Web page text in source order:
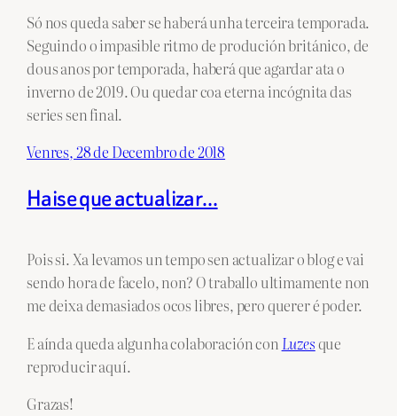
Só nos queda saber se haberá unha terceira temporada.
Seguindo o impasible ritmo de produción británico, de
dous anos por temporada, haberá que agardar ata o
inverno de 2019. Ou quedar coa eterna incógnita das
series sen final.
Venres, 28 de Decembro de 2018
Haise que actualizar…
Pois si. Xa levamos un tempo sen actualizar o blog e vai
sendo hora de facelo, non? O traballo ultimamente non
me deixa demasiados ocos libres, pero querer é poder.
E aínda queda algunha colaboración con Luzesque
reproducir aquí.
Grazas!